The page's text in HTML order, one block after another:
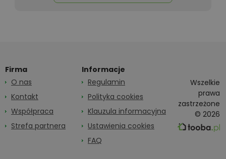
Firma
O nas
Kontakt
Współpraca
Strefa partnera
Informacje
Regulamin
Polityka cookies
Klauzula informacyjna
Ustawienia cookies
FAQ
Wszelkie
prawa
zastrzeżone
© 2026